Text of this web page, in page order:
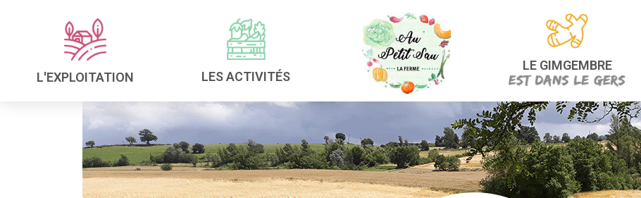
L'EXPLOITATION LES ACTIVITÉS
LE GIMGEMBRE